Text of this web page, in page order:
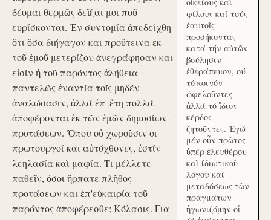
δέομαι θερμῶς δεῖξαι μοι ποῦ
εὑρίσκονται. Ἐν συντομία ἀπεδείχθη
ὅτι ὅσα διήγαγον και προὔτεινα ἐκ
τοῦ ἐμοῦ μετερίζου ἀνεγράφησαν και
εἰσίν ἡ τοῦ παρόντος ἀλήθεια
παντελῶς ἐναντία τοῖς μηδέν
ἀναλώσασιν, ἀλλά ἐπ' ἔτη πολλά
ἀποφέρονται ἐκ τῶν ἐμῶν δημοσίων
προτάσεων. Ὅπου οὐ χωροῦσιν οι
πρωτουργοί και αὐτόχθονες, ἐστίν
λεηλασία καὶ μαφία. Τι μέλλετε
παθεῖν, ὅσοι ἥρπατε πλῆθος
προτάσεων και ἐπ'εὐκαιρία τοῦ
παρόντος ἀποφέρεσθε; Κόλασις. Για
φίλους καί τούς
ἑαυτοῖς
προσήκοντας
κατά τήν αὑτῶν
βούλησιν
ἐθεράπευον, ού
τό κοινόν
ὠφελοῦντες
ἀλλά τό ἴδιον
κέρδος
ζητοῦντες. Ἐγώ
μέν οὖν πρῶτος
ὑπέρ ἐλευθέρου
καὶ ίδιωτικοῦ
λόγου καί
μεταδόσεως τῶν
πραγμάτων
ἠγωνιζόμην οἱ